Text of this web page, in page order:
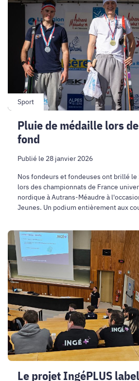
médaille
CFU
fond
Sport
Pluie de médaille lors
fond
Publié le 28 janvier 2026
Nos fondeurs et fondeuses ont brillé
lors des championnats de France
nordique à Autrans-Méaudre à
Jeunes. Un podium entièrement aux
Le
projet
IngéPLUS
labellisé
dans
le
cadre
de
l’«
Année
de
l’ingénierie
Le projet IngéPLUS